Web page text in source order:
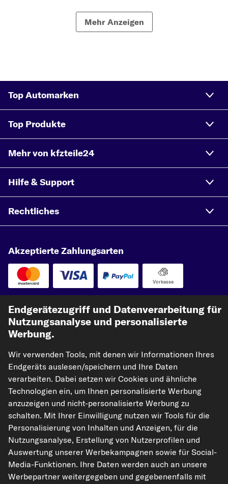
CITROËN C4 I (LC_), 2.0 HDi (140 PS, 103 kW)
CITROËN C4 I (LC_), 2.0 HDi (110 PS, 81 kW)
Mehr Anzeigen
Top Automarken
Top Produkte
Mehr von kfzteile24
Hilfe & Support
Rechtliches
Akzeptierte Zahlungsarten
Vorkasse
Unsere Versandpartner
kfzteile24.de carpardoo.nl
carpardoo.fr
carpardoo.dk
Die hier dargestellten Daten, insbesondere die gesamte Datenbank, dürfen
nicht vervielfältigt werden. Die Vervielfältigung und Verbreitung der Daten und
Endgerätezugriff und Datenverarbeitung für
Nutzungsanalyse und personalisierte
Werbung.
Wir verwenden Tools, mit denen wir Informationen Ihres
Endgeräts auslesen/speichern und Ihre Daten
verarbeiten. Dabei setzen wir Cookies und ähnliche
Technologien ein, um Ihnen personalisierte Werbung
anzuzeigen und nicht-personalisierte Werbung zu
schalten. Mit Ihrer Einwilligung nutzen wir Tools für die
Personalisierung von Inhalten und Anzeigen, für die
Nutzungsanalyse, Erstellung von Nutzerprofilen und
Auswertung unserer Werbekampagnen sowie für Social-
Media-Funktionen. Ihre Daten werden auch an unsere
Werbepartner weitergegeben und gegebenenfalls mit